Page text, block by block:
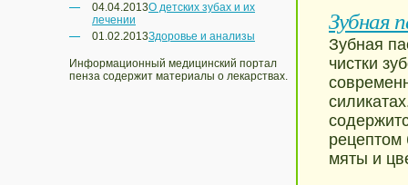
04.04.2013О детских зубах и их
лечении
01.02.2013Здоровье и анализы
Информационный медицинский портал
пенза содержит материалы о лекарствах.
Зубная
Зубная
чистки
рецептом
мяты и